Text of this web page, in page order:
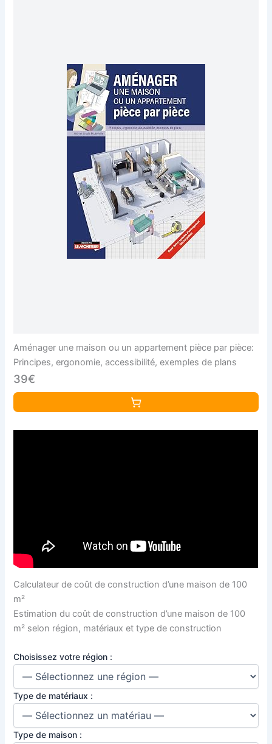
Aménager une maison ou un appartement pièce par pièce:
Principes, ergonomie, accessibilité, exemples de plans
39€
Calculateur de coût de construction d’une maison de 100
m²
Estimation du coût de construction d’une maison de 100
m² selon région, matériaux et type de construction
Choisissez votre région :
Type de matériaux :
Type de maison :